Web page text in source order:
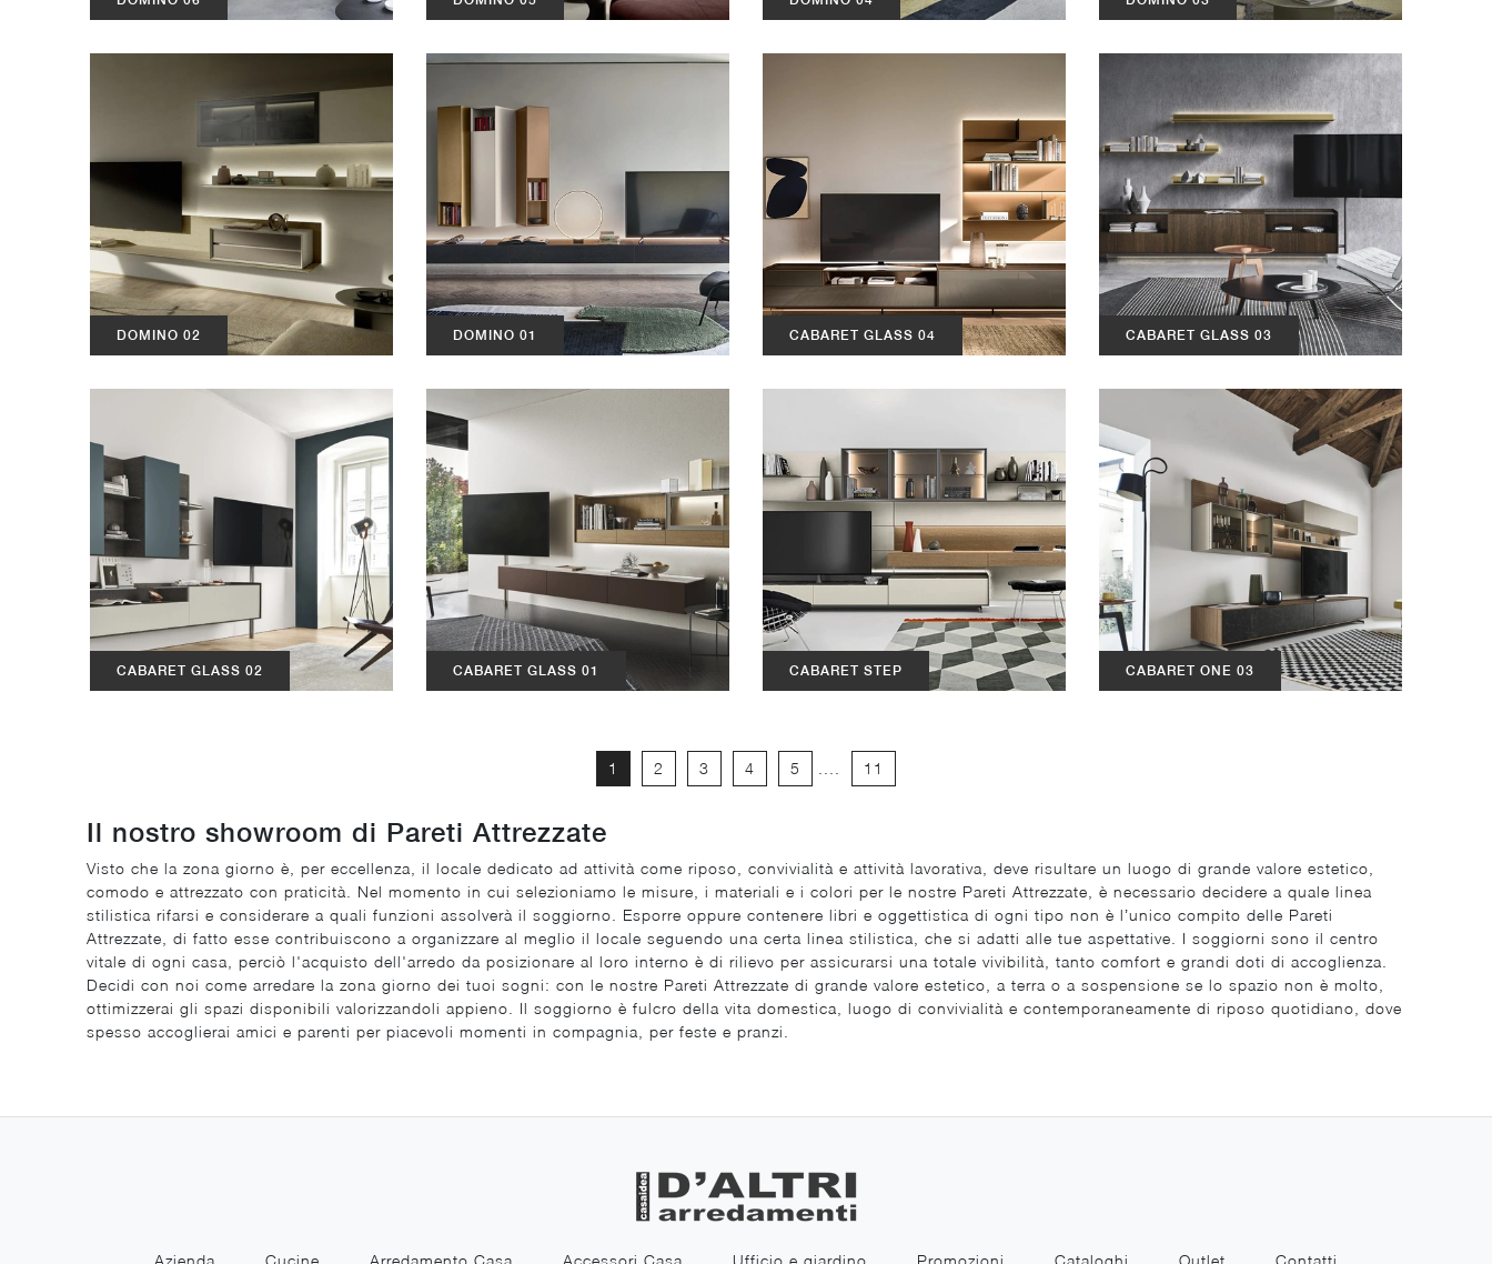
DOMINO 02 DOMINO 01 CABARET GLASS 04 CABARET GLASS 03
CABARET GLASS 02 CABARET GLASS 01 CABARET STEP CABARET ONE 03
1 2 3 4 5 11
Il nostro showroom di Pareti Attrezzate
Visto che la zona giorno è, per eccellenza, il locale dedicato ad attività come riposo, convivialità e attività lavorativa, deve risultare un luogo di grande valore estetico,
comodo e attrezzato con praticità. Nel momento in cui selezioniamo le misure, i materiali e i colori per le nostre Pareti Attrezzate, è necessario decidere a quale linea
stilistica rifarsi e considerare a quali funzioni assolverà il soggiorno. Esporre oppure contenere libri e oggettistica di ogni tipo non è l’unico compito delle Pareti
Attrezzate, di fatto esse contribuiscono a organizzare al meglio il locale seguendo una certa linea stilistica, che si adatti alle tue aspettative. I soggiorni sono il centro
vitale di ogni casa, perciò l'acquisto dell'arredo da posizionare al loro interno è di rilievo per assicurarsi una totale vivibilità, tanto comfort e grandi doti di accoglienza.
Decidi con noi come arredare la zona giorno dei tuoi sogni: con le nostre Pareti Attrezzate di grande valore estetico, a terra o a sospensione se lo spazio non è molto,
ottimizzerai gli spazi disponibili valorizzandoli appieno. Il soggiorno è fulcro della vita domestica, luogo di convivialità e contemporaneamente di riposo quotidiano, dove
spesso accoglierai amici e parenti per piacevoli momenti in compagnia, per feste e pranzi.